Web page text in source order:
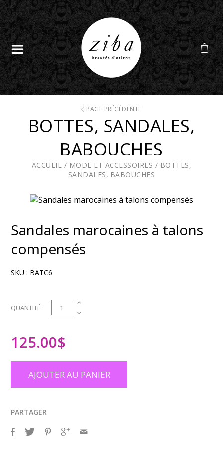
PAGE PRÉCÉDENTE
BOTTES, SANDALES,
BABOUCHES
ACCUEIL / MODE ET ACCESSOIRES / BOTTES,
SANDALES, BABOUCHES
Sandales marocaines à talons
compensés
SKU : BATC6
QUANTITÉ : 1
125.00$
AJOUTER AU PANIER
PARTAGER